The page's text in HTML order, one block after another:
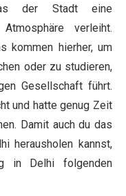
der Stadt eine
verleiht.
kommen hierher, um
oder zu studieren,
Gesellschaft führt.
und hatte genug Zeit
Damit auch du das
herausholen kannst,
in Delhi folgenden